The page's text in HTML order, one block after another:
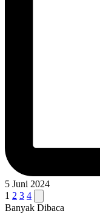
5 Juni 2024
Navigasi
pos
1 2 3 4 Next
page
Banyak Dibaca